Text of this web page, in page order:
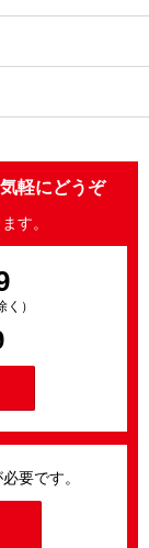
軽にどうぞ
す。
）
要です。